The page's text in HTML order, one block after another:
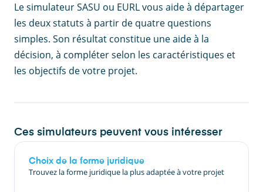
Le simulateur SASU ou EURL vous aide à départager
les deux statuts à partir de quatre questions
simples. Son résultat constitue une aide à la
décision, à compléter selon les caractéristiques et
les objectifs de votre projet.
Ces simulateurs peuvent vous intéresser
Choix de la forme juridique
Trouvez la forme juridique la plus adaptée à votre projet